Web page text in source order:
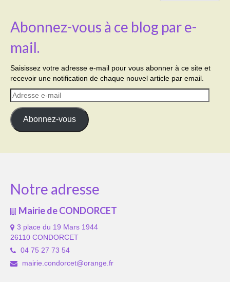
Abonnez-vous à ce blog par e-
mail.
Saisissez votre adresse e-mail pour vous abonner à ce site et
recevoir une notification de chaque nouvel article par email.
Adresse
e-
mail
Abonnez-vous
Notre adresse
Mairie de CONDORCET
3 place du 19 Mars 1944
26110 CONDORCET
04 75 27 73 54
mairie.condorcet@orange.fr